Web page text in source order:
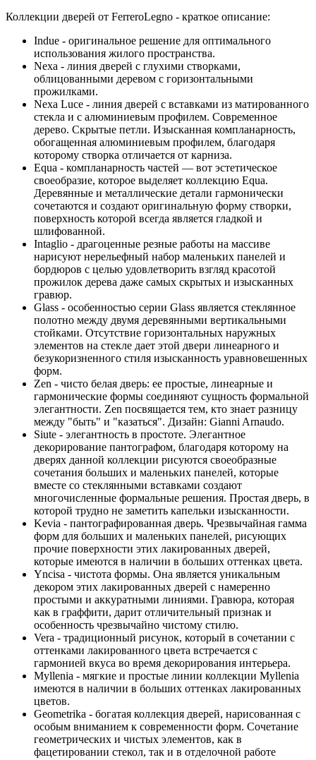
Коллекции дверей от FerreroLegno - краткое описание:
Indue - оригинальное решение для оптимального
использования жилого пространства.
Nexa - линия дверей с глухими створками,
облицованными деревом с горизонтальными
прожилками.
Nexa Luce - линия дверей с вставками из матированного
стекла и с алюминиевым профилем. Современное
дерево. Скрытые петли. Изысканная компланарность,
обогащенная алюминиевым профилем, благодаря
которому створка отличается от карниза.
Equa - компланарность частей — вот эстетическое
своеобразие, которое выделяет коллекцию Equa.
Деревянные и металлические детали гармонически
сочетаются и создают оригинальную форму створки,
поверхность которой всегда является гладкой и
шлифованной.
Intaglio - драгоценные резные работы на массиве
нарисуют нерельефный набор маленьких панелей и
бордюров с целью удовлетворить взгляд красотой
прожилок дерева даже самых скрытых и изысканных
гравюр.
Glass - особенностью серии Glass является стеклянное
полотно между двумя деревянными вертикальными
стойками. Отсутствие горизонтальных наружных
элементов на стекле дает этой двери линеарного и
безукоризненного стиля изысканность уравновешенных
форм.
Zen - чисто белая дверь: ее простые, линеарные и
гармонические формы соединяют сущность формальной
элегантности. Zen посвящается тем, кто знает разницу
между "быть" и "казаться". Дизайн: Gianni Arnaudo.
Siute - элегантность в простоте. Элегантное
декорирование пантографом, благодаря которому на
дверях данной коллекции рисуются своеобразные
сочетания больших и маленьких панелей, которые
вместе со стеклянными вставками создают
многочисленные формальные решения. Простая дверь, в
которой трудно не заметить капельки изысканности.
Kevia - пантографированная дверь. Чрезвычайная гамма
форм для больших и маленьких панелей, рисующих
прочие поверхности этих лакированных дверей,
которые имеются в наличии в больших оттенках цвета.
Yncisa - чистота формы. Она является уникальным
декором этих лакированных дверей с намеренно
простыми и аккуратными линиями. Гравюра, которая
как в граффити, дарит отличительный признак и
особенность чрезвычайно чистому стилю.
Vera - традиционный рисунок, который в сочетании с
оттенками лакированного цвета встречается с
гармонией вкуса во время декорирования интерьера.
Myllenia - мягкие и простые линии коллекции Myllenia
имеются в наличии в больших оттенках лакированных
цветов.
Geometrika - богатая коллекция дверей, нарисованная с
особым вниманием к современности форм. Сочетание
геометрических и чистых элементов, как в
фацетировании стекол, так и в отделочной работе